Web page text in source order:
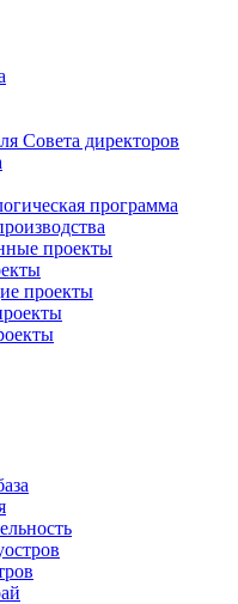
Совета директоров
программа
проекты
проекты